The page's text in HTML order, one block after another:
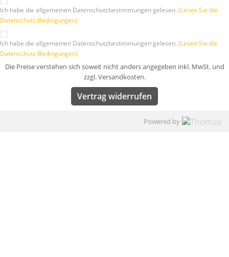
Ich habe die allgemeinen Datenschutzbestimmungen gelesen. (Lesen Sie die
Datenschutz-Bedingungen)
Ich habe die allgemeinen Datenschutzbestimmungen gelesen. (Lesen Sie die
Datenschutz-Bedingungen)
Die Preise verstehen sich soweit nicht anders angegeben inkl. MwSt. und
zzgl. Versandkosten.
Vertrag widerrufen
Powered by